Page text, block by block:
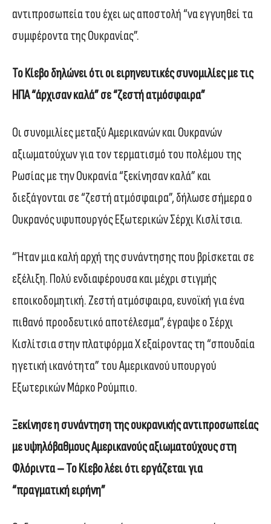
αντιπροσωπεία του έχει ως αποστολή “να εγγυηθεί τα
συμφέροντα της Ουκρανίας”.
Το Κίεβο δηλώνει ότι οι ειρηνευτικές συνομιλίες με τις
ΗΠΑ “άρχισαν καλά” σε “ζεστή ατμόσφαιρα”
Οι συνομιλίες μεταξύ Αμερικανών και Ουκρανών
αξιωματούχων για τον τερματισμό του πολέμου της
Ρωσίας με την Ουκρανία “ξεκίνησαν καλά” και
διεξάγονται σε “ζεστή ατμόσφαιρα”, δήλωσε σήμερα ο
Ουκρανός υφυπουργός Εξωτερικών Σέρχι Κισλίτσια.
“Ήταν μια καλή αρχή της συνάντησης που βρίσκεται σε
εξέλιξη. Πολύ ενδιαφέρουσα και μέχρι στιγμής
εποικοδομητική. Ζεστή ατμόσφαιρα, ευνοϊκή για ένα
πιθανό προοδευτικό αποτέλεσμα”, έγραψε ο Σέρχι
Κισλίτσια στην πλατφόρμα Χ εξαίροντας τη “σπουδαία
ηγετική ικανότητα” του Αμερικανού υπουργού
Εξωτερικών Μάρκο Ρούμπιο.
Ξεκίνησε η συνάντηση της ουκρανικής αντιπροσωπείας
με υψηλόβαθμους Αμερικανούς αξιωματούχους στη
Φλόριντα – Το Κίεβο λέει ότι εργάζεται για
“πραγματική ειρήνη”